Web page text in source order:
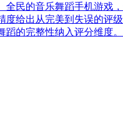
全民的音乐舞蹈手机游戏
度给出从完美到失误的评
蹈的完整性纳入评分维度